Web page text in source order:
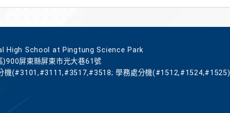
High School at Pingtung Science Park
)900屏東縣屏東市光大巷61號
機(#3101,#3111,#3517,#3518; 學務處分機(#1512,#1524,#1525)